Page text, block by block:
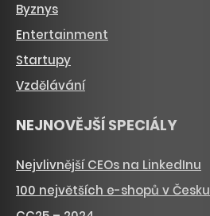
Byznys
Entertainment
Startupy
Vzdělávání
NEJNOVĚJŠÍ SPECIÁLY
Nejvlivnější CEOs na LinkedInu
100 největších e-shopů v Česku